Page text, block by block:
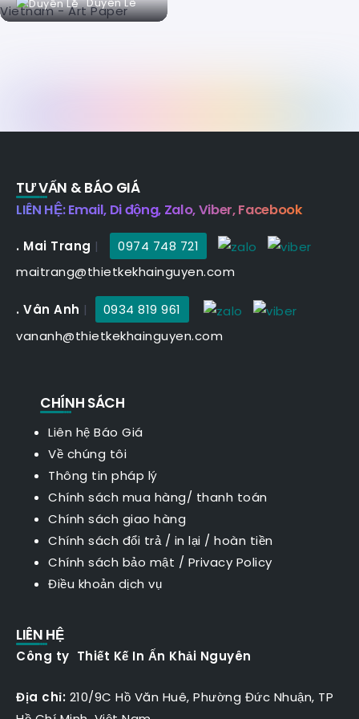
Duyên Lê
TƯ VẤN & BÁO GIÁ
LIÊN HỆ: Email, Di động, Zalo, Viber, Facebook
. Mai Trang |
0974 748 721
maitrang@thietkekhainguyen.com
. Vân Anh |
0934 819 961
vananh@thietkekhainguyen.com
CHÍNH SÁCH
Liên hệ Báo Giá
Về chúng tôi
Thông tin pháp lý
Chính sách mua hàng/ thanh toán
Chính sách giao hàng
Chính sách đổi trả / in lại / hoàn tiền
Chính sách bảo mật / Privacy Policy
Điều khoản dịch vụ
LIÊN HỆ
Công ty Thiết Kế In Ấn Khải Nguyên
Địa chỉ: 210/9C Hồ Văn Huê, Phường Đức Nhuận, TP